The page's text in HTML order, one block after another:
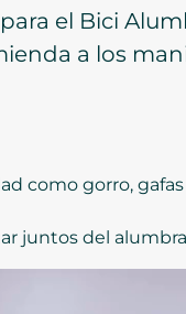
el Bici
a los
como gorro,
juntos del